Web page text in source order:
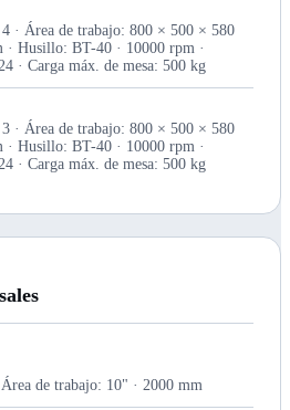
· Área de trabajo: 800 × 500 × 580
· Husillo: BT-40 · 10000 rpm ·
· Carga máx. de mesa: 500 kg
· Área de trabajo: 800 × 500 × 580
· Husillo: BT-40 · 10000 rpm ·
· Carga máx. de mesa: 500 kg
de trabajo: 10" · 2000 mm